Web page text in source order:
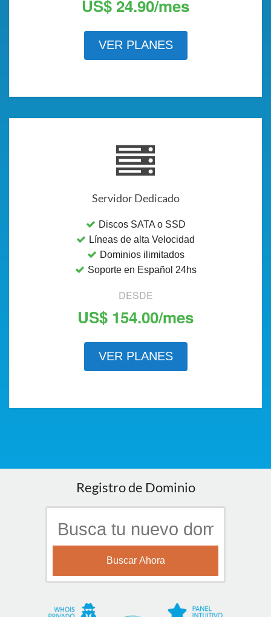
US$ 24.90/mes
VER PLANES
Servidor Dedicado
Discos SATA o SSD
Líneas de alta Velocidad
Dominios ilimitados
Soporte en Español 24hs
DESDE
US$ 154.00/mes
VER PLANES
Registro de Dominio